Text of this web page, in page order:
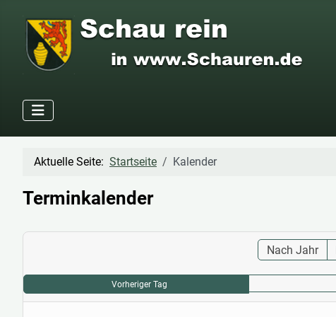
Aktuelle Seite: Startseite Kalender
Terminkalender
Nach Jahr
Vorheriger Tag